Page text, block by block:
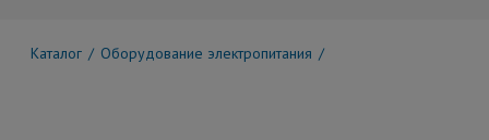
Каталог Оборудование электропитания